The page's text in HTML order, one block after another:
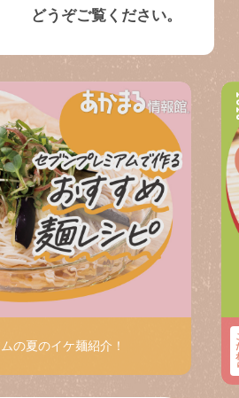
どうぞご覧ください。
の夏のイケ麺紹介！